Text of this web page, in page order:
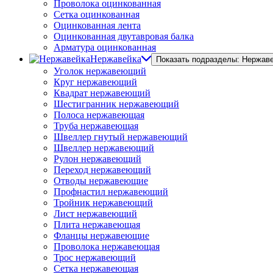
Проволока оцинкованная
Сетка оцинкованная
Оцинкованная лента
Оцинкованная двутавровая балка
Арматура оцинкованная
Нержавейка
Показать подразделы:
Уголок нержавеющий
Круг нержавеющий
Квадрат нержавеющий
Шестигранник нержавеющий
Полоса нержавеющая
Труба нержавеющая
Швеллер гнутый нержавеющий
Швеллер нержавеющий
Рулон нержавеющий
Переход нержавеющий
Отводы нержавеющие
Профнастил нержавеющий
Тройник нержавеющий
Лист нержавеющий
Плита нержавеющая
Фланцы нержавеющие
Проволока нержавеющая
Трос нержавеющий
Сетка нержавеющая